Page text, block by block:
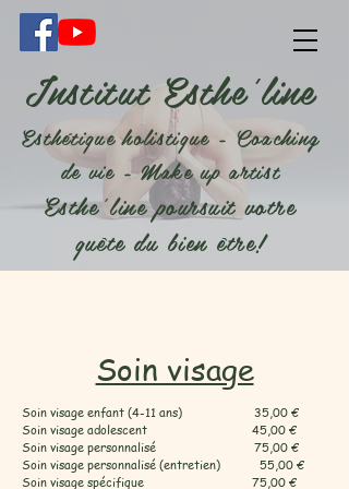
Institut Esthe'line
Esthétique holistique - Coaching
de vie - Make up artist
Esthe'line poursuit votre
quête du bien être!
Soin visage
Soin visage enfant (4-11 ans) 35,00 €
Soin visage adolescent 45,00 €
Soin visage personnalisé 75,00 €
Soin visage personnalisé (entretien) 55,00 €
Soin visage spécifique 75,00 €